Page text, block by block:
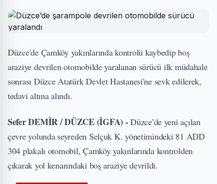
Düzce'de Çamköy yakınlarında kontrolü kaybedip boş
araziye devrilen otomobilde yaralanan sürücü ilk müdahale
sonrası Düzce Atatürk Devlet Hastanesi'ne sevk edilerek,
tedavi altına alındı.
Sefer DEMİR / DÜZCE (İGFA) -Düzce’de yeni açılan
çevre yolunda seyreden Selçuk K. yönetimindeki 81 ADD
304 plakalı otomobil, Çamköy yakınlarında kontrolden
çıkarak yol kenarındaki boş araziye devrildi.